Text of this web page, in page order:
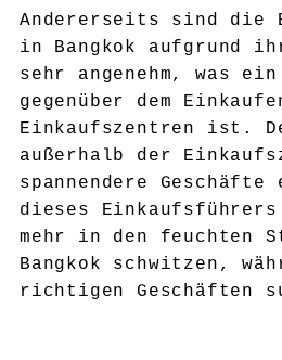
Andererseits sind die
in Bangkok aufgrund
sehr angenehm, was
gegenüber dem
Einkaufszentren ist.
außerhalb der
spannendere Geschäfte
dieses
mehr in den feuchten
Bangkok schwitzen,
richtigen Geschäften